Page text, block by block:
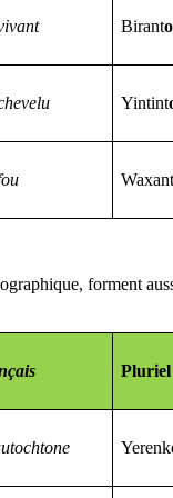
Biranto
Yintint
forment
Pluriel
Yerenk